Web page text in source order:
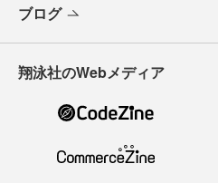
ブログ
翔泳社のWebメディア